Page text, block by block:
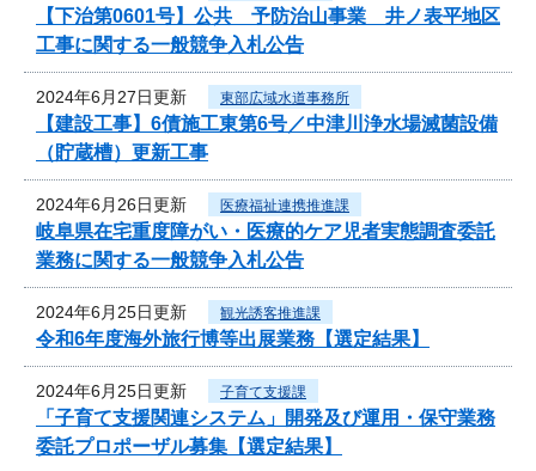
【下治第0601号】公共 予防治山事業 井ノ表平地区
工事に関する一般競争入札公告
2024年6月27日更新 東部広域水道事務所
【建設工事】6債施工東第6号／中津川浄水場滅菌設備
（貯蔵槽）更新工事
2024年6月26日更新 医療福祉連携推進課
岐阜県在宅重度障がい・医療的ケア児者実態調査委託
業務に関する一般競争入札公告
2024年6月25日更新 観光誘客推進課
令和6年度海外旅行博等出展業務【選定結果】
2024年6月25日更新 子育て支援課
「子育て支援関連システム」開発及び運用・保守業務
委託プロポーザル募集【選定結果】